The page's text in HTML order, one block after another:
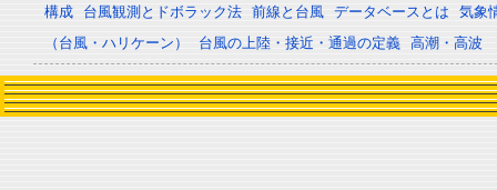
構成
台風観測とドボラック法 前線と台風 データベースとは
気象
（台風・ハリケーン）
台風の上陸・接近・通過の定義 高潮・高波